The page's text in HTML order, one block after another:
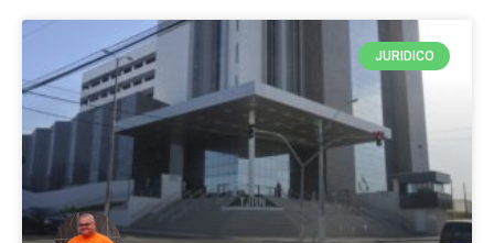
JURIDICO